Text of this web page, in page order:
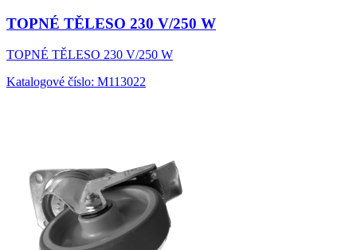
TOPNÉ TĚLESO 230 V/250 W
TOPNÉ TĚLESO 230 V/250 W
Katalogové číslo: M113022